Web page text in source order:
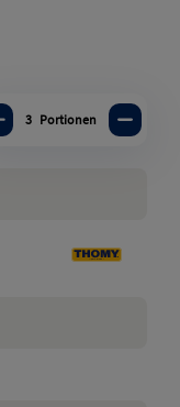
3 Portionen